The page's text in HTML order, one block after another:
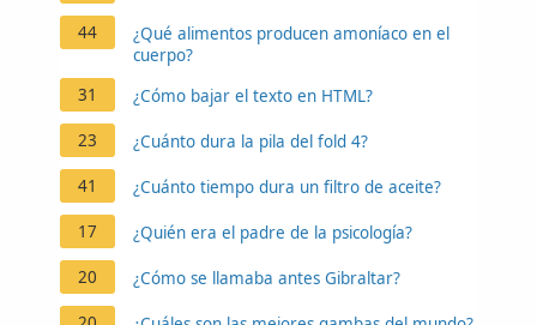
44
¿Qué alimentos producen amoníaco en el
cuerpo?
31
¿Cómo bajar el texto en HTML?
23 ¿Cuánto dura la pila del fold 4?
41 ¿Cuánto tiempo dura un filtro de aceite?
17 ¿Quién era el padre de la psicología?
20 ¿Cómo se llamaba antes Gibraltar?